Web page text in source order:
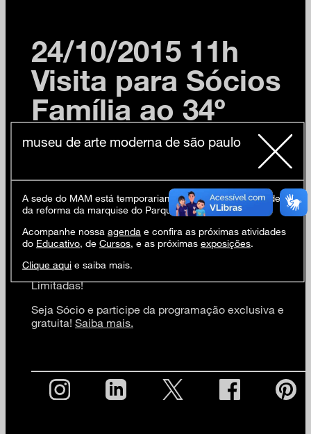
24/10/2015 11h
Visita para Sócios
Família ao 34º
Panorama da Arte
24 OUT (SAB) 11h
da Arte Brasileira – Da pedra Da terra Daqui. Vagas
Limitadas!
Seja Sócio e participe da programação exclusiva e
gratuita! Saiba mais.
museu de arte moderna de são paulo
A sede do MAM está temporariamente fechada em virtude
da reforma da marquise do Parque Ibirapuera.
Acompanhe nossa agenda e confira as próximas atividades
do Educativo, de Cursos, e as próximas exposições.
Clique aqui e saiba mais.